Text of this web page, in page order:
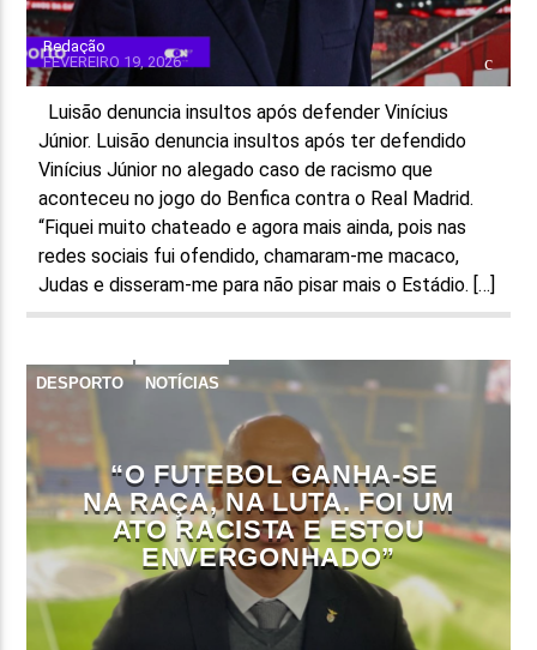
Redação
FEVEREIRO 19, 2026
Luisão denuncia insultos após defender Vinícius
Júnior. Luisão denuncia insultos após ter defendido
Vinícius Júnior no alegado caso de racismo que
aconteceu no jogo do Benfica contra o Real Madrid.
“Fiquei muito chateado e agora mais ainda, pois nas
redes sociais fui ofendido, chamaram-me macaco,
Judas e disseram-me para não pisar mais o Estádio. […]
DESPORTO NOTÍCIAS
“O FUTEBOL GANHA-SE
NA RAÇA, NA LUTA. FOI UM
ATO RACISTA E ESTOU
ENVERGONHADO”